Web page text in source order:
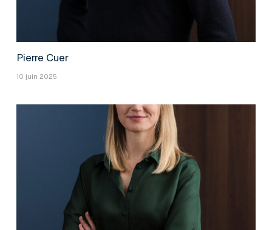
Pierre Cuer
10 juin 2025